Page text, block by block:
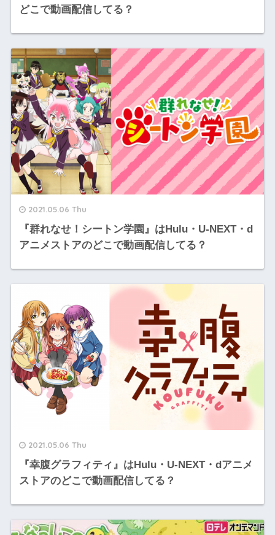
どこで動画配信してる？
2021.05.06 Thu
『群れなせ！シートン学園』はHulu・U-NEXT・d
アニメストアのどこで動画配信してる？
2021.05.06 Thu
『幸腹グラフィティ』はHulu・U-NEXT・dアニメ
ストアのどこで動画配信してる？